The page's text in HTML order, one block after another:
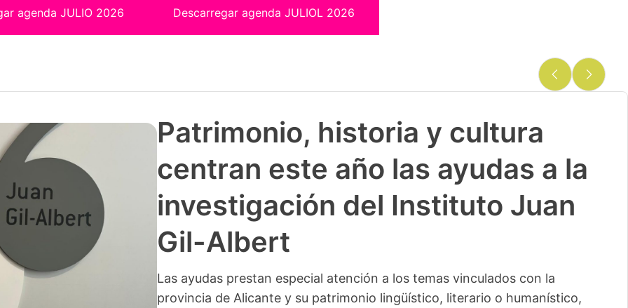
agenda JULIO 2026 Descarregar agenda JULIOL 2026
Patrimonio, historia y cultura
centran este año las ayudas a la
investigación del Instituto Juan
Gil-Albert
Las ayudas prestan especial atención a los temas vinculados con la
provincia de Alicante y su patrimonio lingüístico, literario o humanístico,